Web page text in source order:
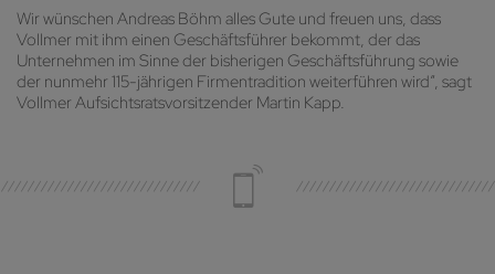
Wir wünschen Andreas Böhm alles Gute und freuen uns, dass
Vollmer mit ihm einen Geschäftsführer bekommt, der das
Unternehmen im Sinne der bisherigen Geschäftsführung sowie
der nunmehr 115-jährigen Firmentradition weiterführen wird“, sagt
Vollmer Aufsichtsratsvorsitzender Martin Kapp.